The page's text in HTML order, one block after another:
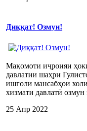
Диққат! Озмун!
Мақомоти иҷроияи
давлатии шаҳри
ишғоли мансабҳои
хизмати давлатӣ озмун
25 Апр 2022